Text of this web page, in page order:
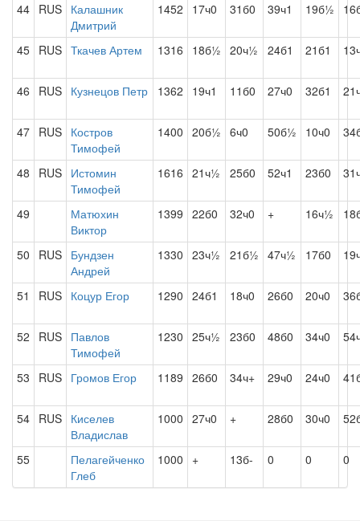
44 RUS Калашник
Дмитрий
1452 17ч0 31б0 39ч1 19б½
45 RUS Ткачев Артем 1316 18б½ 20ч½ 24б1 21б1
46 RUS Кузнецов Петр 1362 19ч1 11б0 27ч0 32б1
47 RUS Костров
Тимофей
1400 20б½ 6ч0 50б½ 10ч0
48 RUS Истомин
Тимофей
1616 21ч½ 25б0 52ч1 23б0
49
Матюхин
Виктор
1399 22б0 32ч0 + 16ч½
50 RUS Бундзен
Андрей
1330 23ч½ 21б½ 47ч½ 17б0
51 RUS Коцур Егор 1290 24б1 18ч0 26б0 20ч0
52 RUS Павлов
Тимофей
1230 25ч½ 23б0 48б0 34ч0
53 RUS Громов Егор 1189 26б0 34ч+ 29ч0 24ч0
54 RUS Киселев
Владислав
1000 27ч0 + 28б0 30ч0
55
Пелагейченко
Глеб
1000 + 13б- 0 0 0